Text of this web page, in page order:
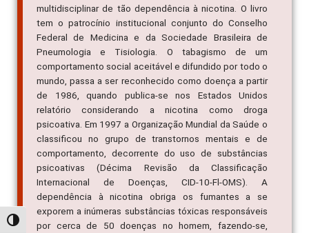
Alternar alto contraste
multidisciplinar de tão dependência à nicotina. O livro
tem o patrocínio institucional conjunto do Conselho
Federal de Medicina e da Sociedade Brasileira de
Pneumologia e Tisiologia. O tabagismo de um
comportamento social aceitável e difundido por todo o
mundo, passa a ser reconhecido como doença a partir
de 1986, quando publica-se nos Estados Unidos
relatório considerando a nicotina como droga
psicoativa. Em 1997 a Organização Mundial da Saúde o
classificou no grupo de transtornos mentais e de
comportamento, decorrente do uso de substâncias
psicoativas (Décima Revisão da Classificação
Internacional de Doenças, CID-10-Fl-OMS). A
dependência à nicotina obriga os fumantes a se
exporem a inúmeras substâncias tóxicas responsáveis
por cerca de 50 doenças no homem, fazendo-se,